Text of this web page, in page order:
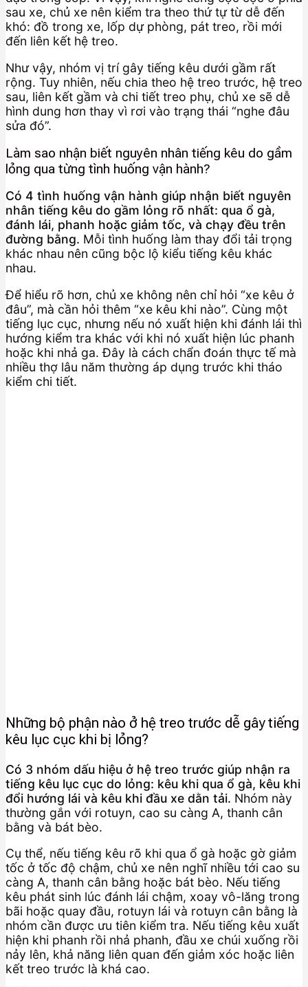
sau xe, chủ xe nên kiểm tra theo thứ tự từ dễ đến
khó: đồ trong xe, lốp dự phòng, pát treo, rồi mới
đến liên kết hệ treo.
Như vậy, nhóm vị trí gây tiếng kêu dưới gầm rất
rộng. Tuy nhiên, nếu chia theo hệ treo trước, hệ treo
sau, liên kết gầm và chi tiết treo phụ, chủ xe sẽ dễ
hình dung hơn thay vì rơi vào trạng thái “nghe đâu
sửa đó”.
Làm sao nhận biết nguyên nhân tiếng kêu do gầm
lỏng qua từng tình huống vận hành?
Có 4 tình huống vận hành giúp nhận biết nguyên
nhân tiếng kêu do gầm lỏng rõ nhất: qua ổ gà,
đánh lái, phanh hoặc giảm tốc, và chạy đều trên
đường bằng. Mỗi tình huống làm thay đổi tải trọng
khác nhau nên cũng bộc lộ kiểu tiếng kêu khác
nhau.
Để hiểu rõ hơn, chủ xe không nên chỉ hỏi “xe kêu ở
đâu”, mà cần hỏi thêm “xe kêu khi nào”. Cùng một
tiếng lục cục, nhưng nếu nó xuất hiện khi đánh lái thì
hướng kiểm tra khác với khi nó xuất hiện lúc phanh
hoặc khi nhả ga. Đây là cách chẩn đoán thực tế mà
nhiều thợ lâu năm thường áp dụng trước khi tháo
kiểm chi tiết.
Những bộ phận nào ở hệ treo trước dễ gây tiếng
kêu lục cục khi bị lỏng?
Có 3 nhóm dấu hiệu ở hệ treo trước giúp nhận ra
tiếng kêu lục cục do lỏng: kêu khi qua ổ gà, kêu khi
đổi hướng lái và kêu khi đầu xe dằn tải. Nhóm này
thường gắn với rotuyn, cao su càng A, thanh cân
bằng và bát bèo.
Cụ thể, nếu tiếng kêu rõ khi qua ổ gà hoặc gờ giảm
tốc ở tốc độ chậm, chủ xe nên nghĩ nhiều tới cao su
càng A, thanh cân bằng hoặc bát bèo. Nếu tiếng
kêu phát sinh lúc đánh lái chậm, xoay vô-lăng trong
bãi hoặc quay đầu, rotuyn lái và rotuyn cân bằng là
nhóm cần được ưu tiên kiểm tra. Nếu tiếng kêu xuất
hiện khi phanh rồi nhả phanh, đầu xe chúi xuống rồi
nảy lên, khả năng liên quan đến giảm xóc hoặc liên
kết treo trước là khá cao.